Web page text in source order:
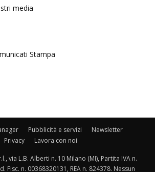
media
Stampa
Pubblicità e servizi
Newsletter
Privacy
Lavora con noi
via L.B. Alberti n. 10 Milano (MI), Partita IVA n.
Fisc. n. 00368320131, REA n. 824378. Nessun